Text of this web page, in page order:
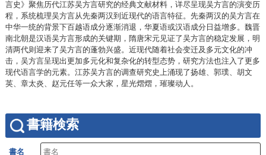
言史》聚焦历代江苏吴方言研究的经典文献材料，详尽呈现吴方言的演变历
程，系统梳理吴方言从先秦两汉到近现代的语言特征。先秦两汉的吴方言在
中华一统的背景下百越语成分逐渐消退，华夏语或汉语成分日益增多。魏晋
南北朝是汉语吴方言形成的关键期，隋唐宋元见证了吴方言的稳定发展，明
清两代则迎来了吴方言的蓬勃兴盛。近现代随着社会变迁及多元文化的冲
击，吴方言呈现出更加多元化和复杂化的转型态势，研究方法也注入了更多
现代语言学的元素。江苏吴方言的调查研究史上涌现了扬雄、郭璞、胡文
英、章太炎、赵元任等一众大家，星光熠熠，璀璨动人。
書籍検索
書名